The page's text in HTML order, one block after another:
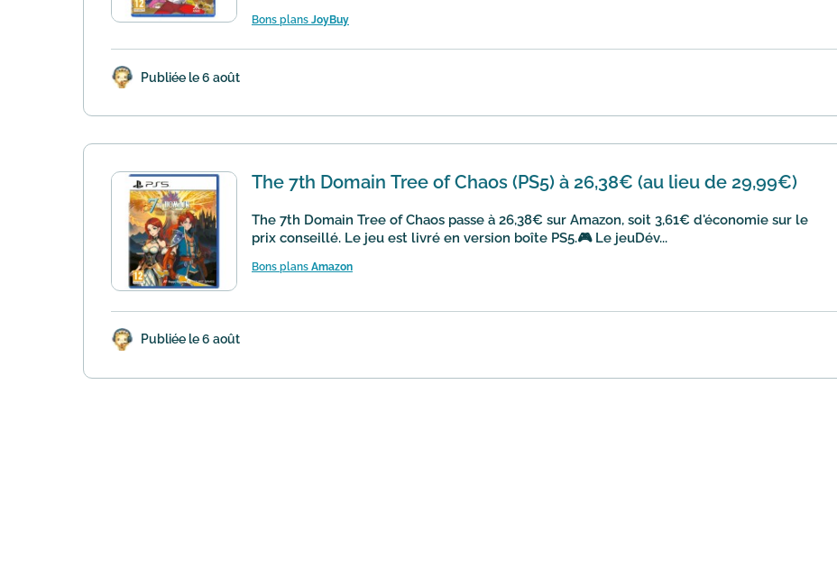
Bons plans JoyBuy
Publiée le 6 août
The 7th Domain Tree of Chaos (PS5) à 26,38€ (au lieu de 29,99€)
The 7th Domain Tree of Chaos passe à 26,38€ sur Amazon, soit 3,61€ d'économie sur le
prix conseillé. Le jeu est livré en version boîte PS5.🎮 Le jeuDév...
Bons plans Amazon
Publiée le 6 août